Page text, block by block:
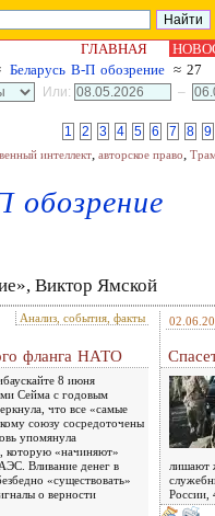
ГЛАВНАЯ
Беларусь В-П обозрение ≈ 27
Или:
–
1
2 3 4 5 6 7 8 9
интеллект, авторское право,
обозрение
Виктор Ямской
Анализ, события, факты
фланга НАТО
8 июня
Сейма с годовым
что все «самые
союзу сосредоточены
упомянула
которую «начиняют»
Вливание денег в
«существовать»
о верности
лишают
России,